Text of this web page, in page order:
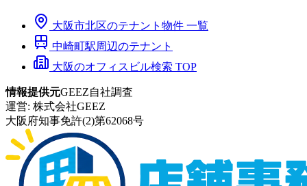
大阪市北区のテナント物件 一覧
中崎町駅周辺のテナント
大阪のオフィスビル検索 TOP
情報提供元GEEZ自社調査
運営: 株式会社GEEZ
大阪府知事免許(2)第62068号